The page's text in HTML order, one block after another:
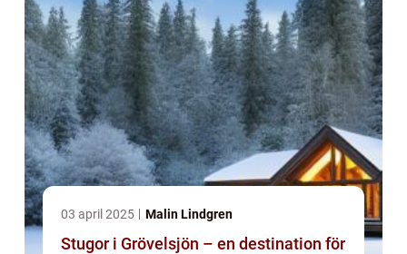
03 april 2025 Malin Lindgren
Stugor i Grövelsjön – en destination för